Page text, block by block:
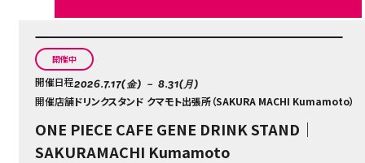
開催中
開催日程2026.7.17(金) － 8.31(月)
開催店舗ドリンクスタンド クマモト出張所（SAKURA MACHI Kumamoto）
ONE PIECE CAFE GENE DRINK STAND｜
SAKURAMACHI Kumamoto